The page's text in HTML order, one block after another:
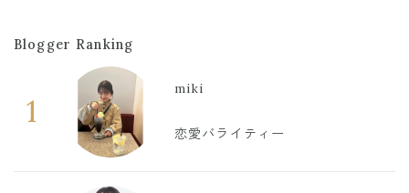
Blogger Ranking
1
miki
恋愛バライティー